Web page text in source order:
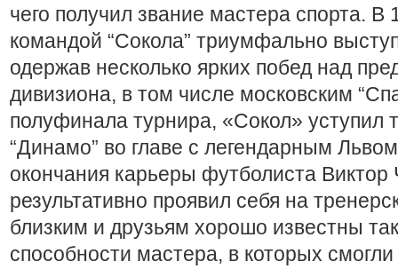
чего получил звание мастера спорта. В
командой “Сокола” триумфально
одержав несколько ярких побед над
дивизиона, в том числе московским
полуфинала турнира, «Сокол» уступил
“Динамо” во главе с легендарным
окончания карьеры футболиста
результативно проявил себя на
близким и друзьям хорошо известны
способности мастера, в которых